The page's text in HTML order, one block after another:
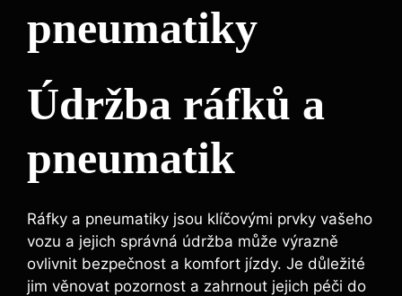
pneumatiky
Údržba ráfků a
pneumatik
Ráfky a pneumatiky jsou klíčovými prvky vašeho
vozu a jejich správná údržba může výrazně
ovlivnit bezpečnost a komfort jízdy. Je důležité
jim věnovat pozornost a zahrnout jejich péči do